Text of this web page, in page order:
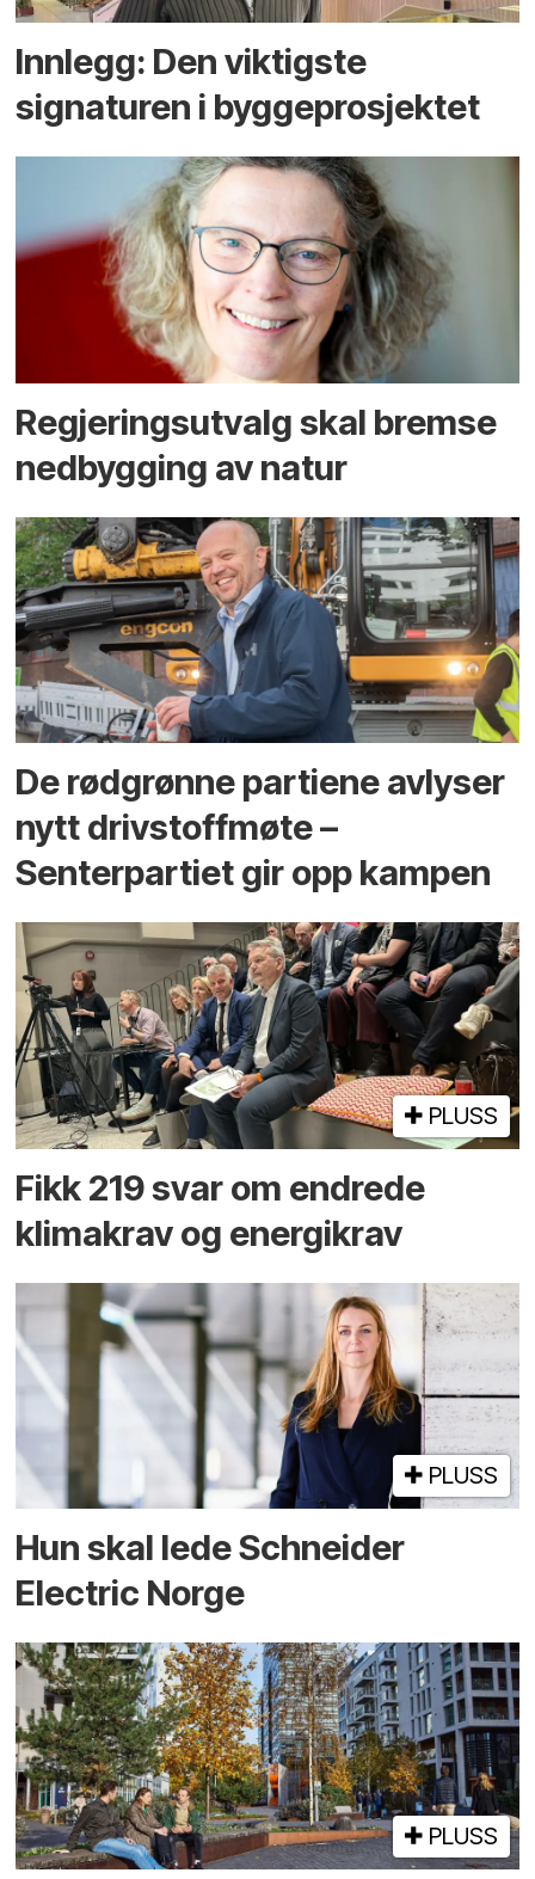
Innlegg: Den viktigste
signaturen i bygge­­prosjektet
Regjerings­utvalg skal bremse
ned­bygging av natur
De rødgrønne partiene avlyser
nytt drivstoffmøte –
Senterpartiet gir opp kampen
PLUSS
Fikk 219 svar om endrede
klimakrav og energikrav
PLUSS
Hun skal lede Schneider
Electric Norge
PLUSS